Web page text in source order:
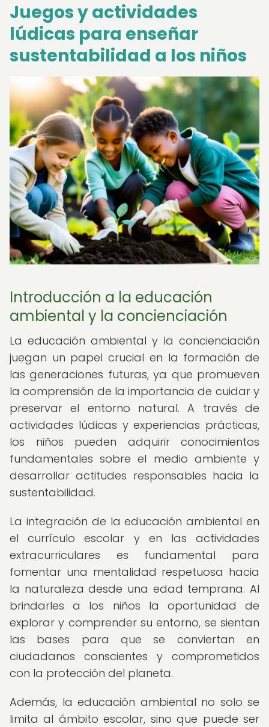
Juegos y actividades
lúdicas para enseñar
sustentabilidad a los niños
Introducción a la educación
ambiental y la concienciación
La educación ambiental y la concienciación
juegan un papel crucial en la formación de
las generaciones futuras, ya que promueven
la comprensión de la importancia de cuidar y
preservar el entorno natural. A través de
actividades lúdicas y experiencias prácticas,
los niños pueden adquirir conocimientos
fundamentales sobre el medio ambiente y
desarrollar actitudes responsables hacia la
sustentabilidad.
La integración de la educación ambiental en
el currículo escolar y en las actividades
extracurriculares es fundamental para
fomentar una mentalidad respetuosa hacia
la naturaleza desde una edad temprana. Al
brindarles a los niños la oportunidad de
explorar y comprender su entorno, se sientan
las bases para que se conviertan en
ciudadanos conscientes y comprometidos
con la protección del planeta.
Además, la educación ambiental no solo se
limita al ámbito escolar, sino que puede ser